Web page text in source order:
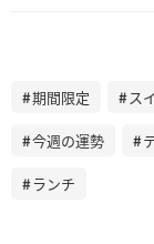
期間限定 ス
今週の運勢
ランチ